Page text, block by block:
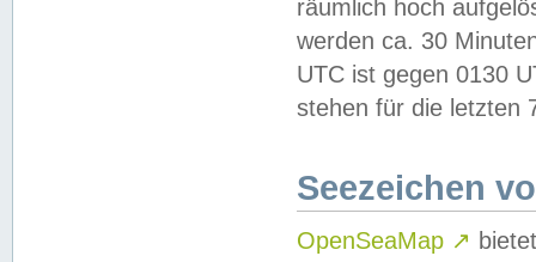
räumlich hoch
werden ca. 30
UTC ist gegen 0130
stehen für die letzten
Seezeichen
OpenSeaMap ↗